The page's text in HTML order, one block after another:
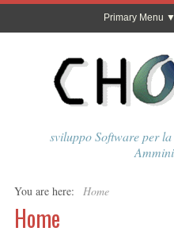
Primary Menu
sviluppo Software per
You are here: Home
Home